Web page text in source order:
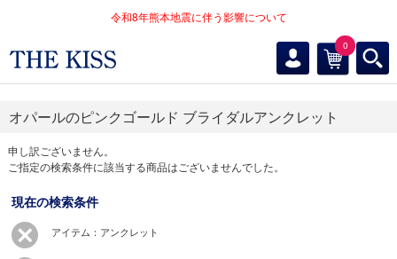
令和8年熊本地震に伴う影響について
0
オパールのピンクゴールド ブライダルアンクレット
申し訳ございません。
ご指定の検索条件に該当する商品はございませんでした。
現在の検索条件
アイテム：アンクレット